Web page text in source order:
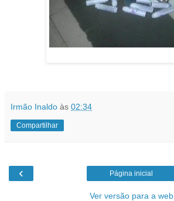
Irmão Inaldo às 02:34
Compartilhar
‹ Página inicial
Ver versão para a web